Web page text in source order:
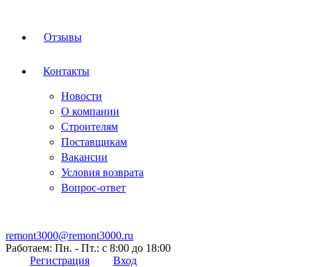
Отзывы
Контакты
Новости
О компании
Строителям
Поставщикам
Вакансии
Условия возврата
Вопрос-ответ
remont3000@remont3000.ru
Работаем: Пн. - Пт.: с 8:00 до 18:00
Регистрация
Вход